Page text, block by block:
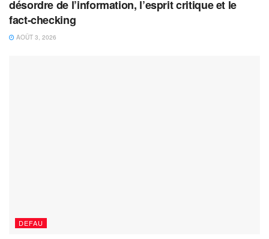
désordre de l’information, l’esprit critique et le
fact-checking
AOÛT 3, 2026
DEFAU